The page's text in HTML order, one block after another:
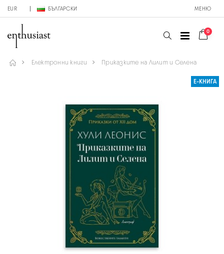
EUR БЪЛГАРСКИ МЕНЮ
0
Електронни книги Приказките на Лилит и Селена
Е-КНИГА